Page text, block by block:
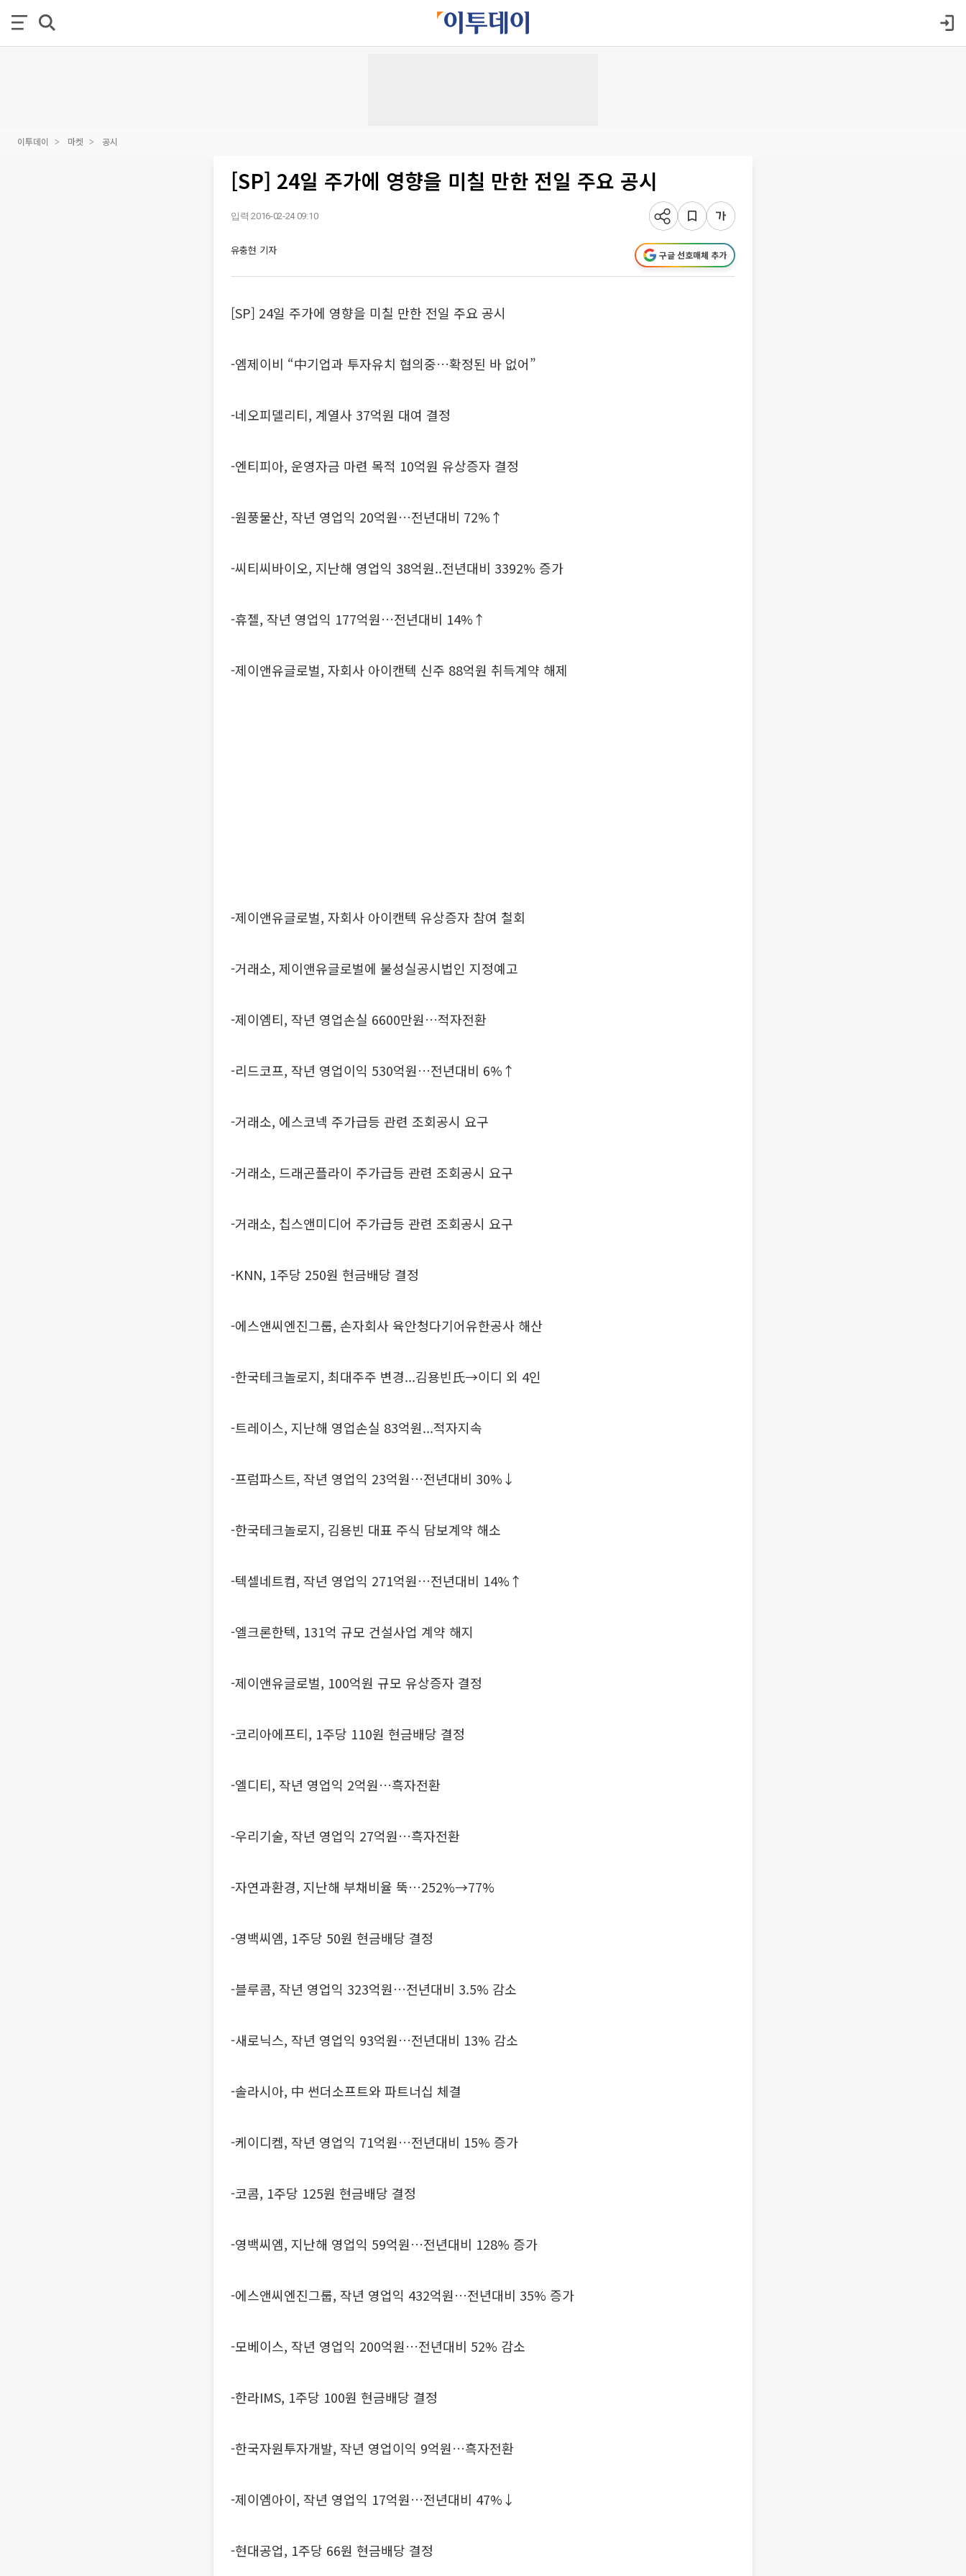
이투데이 마켓 공시
[SP] 24일 주가에 영향을 미칠 만한 전일 주요 공시
입력 2016-02-24 09:10
유충현 기자 구글 선호매체 추가
[SP] 24일 주가에 영향을 미칠 만한 전일 주요 공시
-엠제이비 “中기업과 투자유치 협의중…확정된 바 없어”
-네오피델리티, 계열사 37억원 대여 결정
-엔티피아, 운영자금 마련 목적 10억원 유상증자 결정
-원풍물산, 작년 영업익 20억원…전년대비 72%↑
-씨티씨바이오, 지난해 영업익 38억원..전년대비 3392% 증가
-휴젤, 작년 영업익 177억원…전년대비 14%↑
-제이앤유글로벌, 자회사 아이캔텍 신주 88억원 취득계약 해제
-제이앤유글로벌, 자회사 아이캔텍 유상증자 참여 철회
-거래소, 제이앤유글로벌에 불성실공시법인 지정예고
-제이엠티, 작년 영업손실 6600만원…적자전환
-리드코프, 작년 영업이익 530억원…전년대비 6%↑
-거래소, 에스코넥 주가급등 관련 조회공시 요구
-거래소, 드래곤플라이 주가급등 관련 조회공시 요구
-거래소, 칩스앤미디어 주가급등 관련 조회공시 요구
-KNN, 1주당 250원 현금배당 결정
-에스앤씨엔진그룹, 손자회사 육안청다기어유한공사 해산
-한국테크놀로지, 최대주주 변경...김용빈氏→이디 외 4인
-트레이스, 지난해 영업손실 83억원...적자지속
-프럼파스트, 작년 영업익 23억원…전년대비 30%↓
-한국테크놀로지, 김용빈 대표 주식 담보계약 해소
-텍셀네트컴, 작년 영업익 271억원…전년대비 14%↑
-엘크론한텍, 131억 규모 건설사업 계약 해지
-제이앤유글로벌, 100억원 규모 유상증자 결정
-코리아에프티, 1주당 110원 현금배당 결정
-엘디티, 작년 영업익 2억원…흑자전환
-우리기술, 작년 영업익 27억원…흑자전환
-자연과환경, 지난해 부채비율 뚝…252%→77%
-영백씨엠, 1주당 50원 현금배당 결정
-블루콤, 작년 영업익 323억원…전년대비 3.5% 감소
-새로닉스, 작년 영업익 93억원…전년대비 13% 감소
-솔라시아, 中 썬더소프트와 파트너십 체결
-케이디켐, 작년 영업익 71억원…전년대비 15% 증가
-코콤, 1주당 125원 현금배당 결정
-영백씨엠, 지난해 영업익 59억원…전년대비 128% 증가
-에스앤씨엔진그룹, 작년 영업익 432억원…전년대비 35% 증가
-모베이스, 작년 영업익 200억원…전년대비 52% 감소
-한라IMS, 1주당 100원 현금배당 결정
-한국자원투자개발, 작년 영업이익 9억원…흑자전환
-제이엠아이, 작년 영업익 17억원…전년대비 47%↓
-현대공업, 1주당 66원 현금배당 결정